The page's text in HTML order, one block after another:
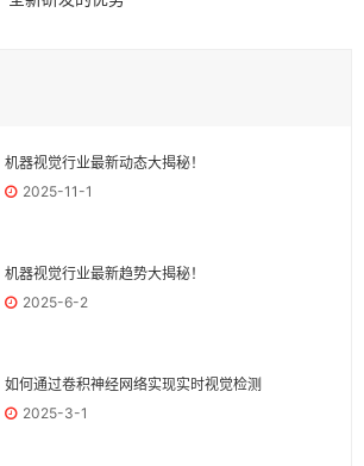
机器视觉行业最新动态大揭秘！
2025-11-1
机器视觉行业最新趋势大揭秘！
2025-6-2
如何通过卷积神经网络实现实时视觉检测
2025-3-1